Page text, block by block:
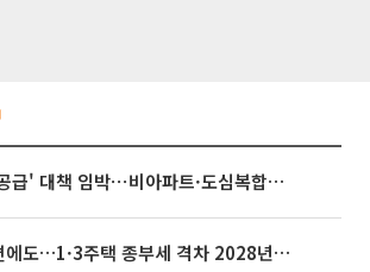
영끌 '주택공급' 대책 임박⋯비아파트·도심복합까지 총동원
종부세 개편에도…1·3주택 종부세 격차 2028년부터 확대